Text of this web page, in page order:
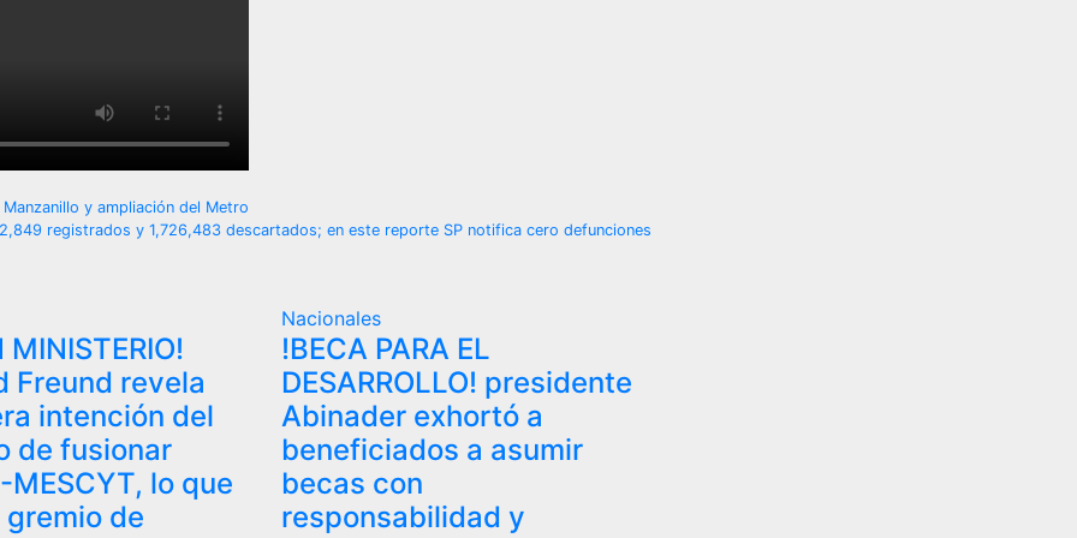
y ampliación del Metro
registrados y 1,726,483 descartados; en este reporte SP notifica cero defunciones
MINISTERIO!
Freund revela
intención del
de fusionar
MESCYT, lo que
de
Nacionales
!BECA PARA EL
DESARROLLO! presidente
Abinader exhortó a
beneficiados a asumir
becas con
responsabilidad y